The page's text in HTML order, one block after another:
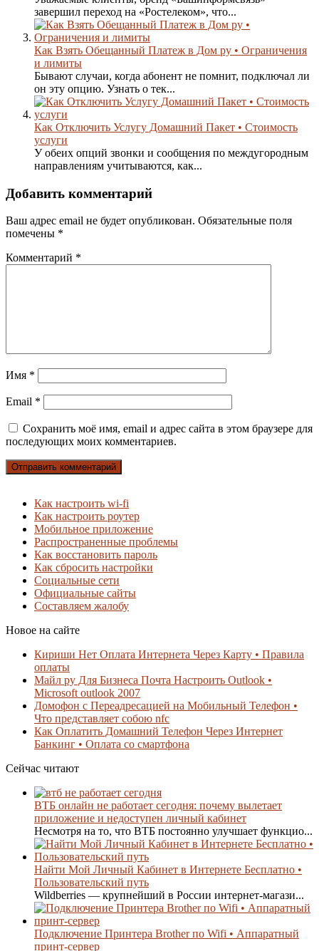
завершил переход на «Ростелеком», что...
Как Взять Обещанный Платеж в Дом ру • Ограничения
и лимиты
Бывают случаи, когда абонент не помнит, подключал ли
он эту опцию. Узнать о тек...
Как Отключить Услугу Домашний Пакет • Стоимость
услуги
У обеих опций звонки и сообщения по междугородным
направлениям учитываются, как...
Добавить комментарий
Ваш адрес email не будет опубликован. Обязательные поля
помечены *
Комментарий *
Имя *
Email *
Сохранить моё имя, email и адрес сайта в этом браузере для
последующих моих комментариев.
Как настроить wi-fi
Как настроить роутер
Мобильное приложение
Распространенные проблемы
Как восстановить пароль
Как сбросить настройки
Социальные сети
Официальные сайты
Составляем жалобу
Новое на сайте
Кириши Нет Оплата Интернета Через Карту • Правила
оплаты
Майл ру Для Бизнеса Почта Настроить Outlook •
Microsoft outlook 2007
Домофон с Переадресацией на Мобильный Телефон •
Что представляет собою nfc
Как Оплатить Домашний Телефон Через Интернет
Банкинг • Оплата со смартфона
Сейчас читают
ВТБ онлайн не работает сегодня: почему вылетает
приложение и недоступен личный кабинет
Несмотря на то, что ВТБ постоянно улучшает функцио...
Найти Мой Личный Кабинет в Интернете Бесплатно •
Пользовательский путь
Wildberries — крупнейший в России интернет-магази...
Подключение Принтера Brother по Wifi • Аппаратный
принт-сервер